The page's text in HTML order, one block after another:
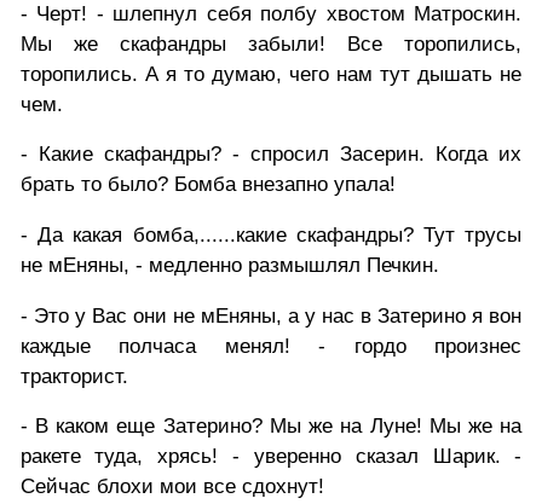
- Черт! - шлепнул себя полбу хвостом Матроскин.
Мы же скафандры забыли! Все торопились,
торопились. А я то думаю, чего нам тут дышать не
чем.
- Какие скафандры? - спросил Засерин. Когда их
брать то было? Бомба внезапно упала!
- Да какая бомба,......какие скафандры? Тут трусы
не мЕняны, - медленно размышлял Печкин.
- Это у Вас они не мЕняны, а у нас в Затерино я вон
каждые полчаса менял! - гордо произнес
тракторист.
- В каком еще Затерино? Мы же на Луне! Мы же на
ракете туда, хрясь! - уверенно сказал Шарик. -
Сейчас блохи мои все сдохнут!